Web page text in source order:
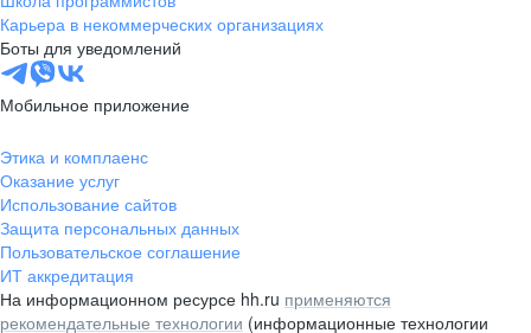
Карьера в некоммерческих организациях
Боты для уведомлений
Мобильное приложение
Этика и комплаенс
Оказание услуг
Использование сайтов
Защита персональных данных
Пользовательское соглашение
ИТ аккредитация
На информационном ресурсе hh.ru применяются
рекомендательные технологии (информационные технологии